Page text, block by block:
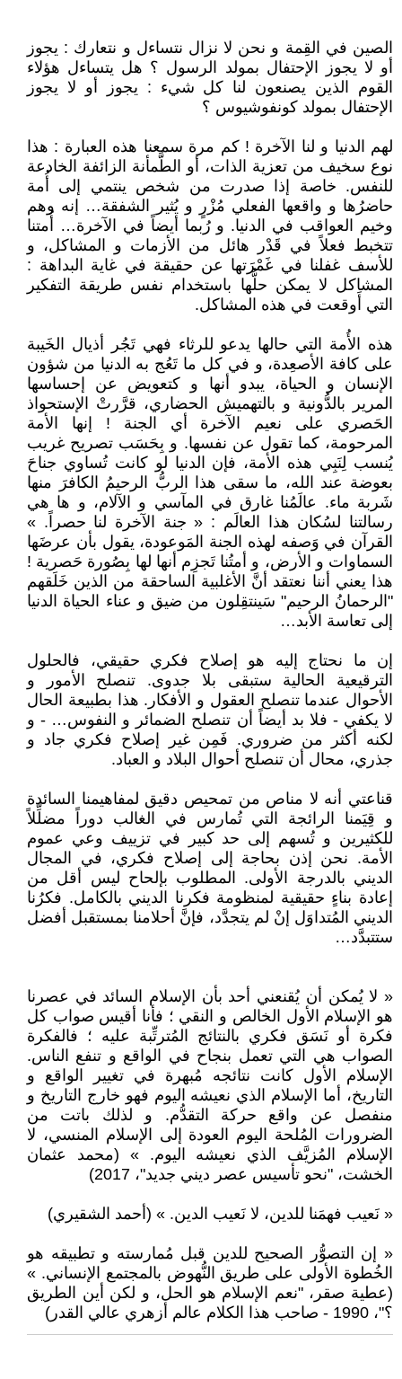
الصين في القِمة و نحن لا نزال نتساءل و نتعارك : يجوز
أو لا يجوز الإحتفال بمولد الرسول ؟ هل يتساءل هؤلاء
القوم الذين يصنعون لنا كل شيء : يجوز أو لا يجوز
الإحتفال بمولد كونفوشيوس ؟
لهم الدنيا و لنا الآخرة ! كم مرة سمعنا هذه العبارة : هذا
نوع سخيف من تعزية الذات، أو الطَّمأنة الزائفة الخادعة
للنفس. خاصة إذا صدرت من شخص ينتمي إلى أُمة
حاضرُها و واقعها الفعلي مُزْرٍ و يُثير الشفقة… إنه وهم
وخيم العواقب في الدنيا. و رُبما أيضاً في الآخرة… أُمتنا
تتخبط فعلاً في قَدْر هائل من الأزمات و المشاكل، و
للأسف غفلنا في غَمْرَتها عن حقيقة في غاية البداهة :
المشاكل لا يمكن حلُّها باستخدام نفس طريقة التفكير
التي أَوقعت في هذه المشاكل.
هذه الأُمة التي حالها يدعو للرثاء فهي تَجُر أذيال الخَيبة
على كافة الأصعِدة، و في كل ما تَعُج به الدنيا من شؤون
الإنسان و الحياة، يبدو أنها و كتعويض عن إحساسها
المرير بالدُّونية و بالتهميش الحضاري، قرَّرتْ الإستحواذ
الحَصري على نعيم الآخرة أي الجنة ! إنها الأمة
المرحومة، كما تقول عن نفسها. و بِحَسَب تصريح غريب
يُنسب لِنَبِي هذه الأمة، فإن الدنيا لو كانت تُساوي جناحَ
بعوضة عند الله، ما سقى هذا الربُّ الرحيمُ الكافرَ منها
شَربة ماء. عالَمُنا غارق في المآسي و الآلام، و ها هي
رسالتنا لسُكان هذا العالَم : « جنة الآخرة لنا حصراً. »
القرآن في وَصفه لهذه الجنة المَوعودة، يقول بأن عرضَها
السماوات و الأرض، و أمتُنا تَجزِم أنها لها بِصُورة حَصرية !
هذا يعني أننا نعتقد أنَّ الأغلبية الساحقة من الذين خَلَقهم
"الرحمانُ الرحيم" سَينتقِلون من ضيق و عناء الحياة الدنيا
إلى تعاسة الأبد…
إن ما نحتاج إليه هو إصلاح فكري حقيقي، فالحلول
الترقيعية الحالية ستبقى بلا جدوى. تنصلح الأمور و
الأحوال عندما تنصلح العقول و الأفكار. هذا بطبيعة الحال
لا يكفي - فلا بد أيضاً أن تنصلح الضمائر و النفوس… - و
لكنه أكثر من ضروري. فَمِن غير إصلاح فكري جاد و
جذري، محال أن تنصلح أحوال البلاد و العباد.
قناعتي أنه لا مناص من تمحيص دقيق لمفاهيمنا السائدة
و قِيَمنا الرائجة التي تُمارس في الغالب دوراً مضلِّلاً
للكثيرين و تُسهم إلى حد كبير في تزييف وعي عموم
الأمة. نحن إذن بحاجة إلى إصلاح فكري، في المجال
الديني بالدرجة الأولى. المطلوب بإلحاح ليس أقل من
إعادة بناءٍ حقيقية لمنظومة فكرنا الديني بالكامل. فكرُنا
الديني المُتداوَل إنْ لم يتجدَّد، فإنَّ أحلامنا بمستقبل أفضل
ستتبدَّد…
« لا يُمكن أن يُقنعني أحد بأن الإسلام السائد في عصرنا
هو الإسلام الأول الخالص و النقي ؛ فأنا أقيس صواب كل
فكرة أو نَسَق فكري بالنتائج المُترتِّبة عليه ؛ فالفكرة
الصواب هي التي تعمل بنجاح في الواقع و تنفع الناس.
الإسلام الأول كانت نتائجه مُبهرة في تغيير الواقع و
التاريخ، أما الإسلام الذي نعيشه اليوم فهو خارج التاريخ و
منفصل عن واقع حركة التقدُّم. و لذلك باتت من
الضرورات المُلحة اليوم العودة إلى الإسلام المنسي، لا
الإسلام المُزيَّف الذي نعيشه اليوم. » (محمد عثمان
الخشت، "نحو تأسيس عصر ديني جديد"، 2017)
« نَعيب فهمَنا للدين، لا نَعيب الدين. » (أحمد الشقيري)
« إن التصوُّر الصحيح للدين قبل مُمارسته و تطبيقه هو
الخُطوة الأولى على طريق النُّهوض بالمجتمع الإنساني. »
(عطية صقر، "نعم الإسلام هو الحل، و لكن أين الطريق
؟"، 1990 - صاحب هذا الكلام عالم أزهري عالي القدر)